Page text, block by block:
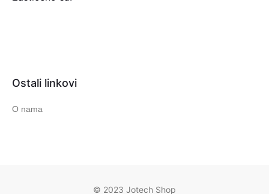
Ostali linkovi
O nama
© 2023 Jotech Shop